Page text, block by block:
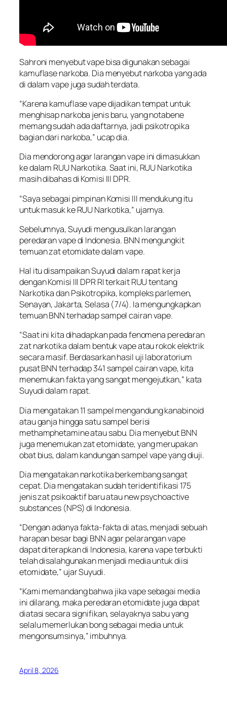
Sahroni menyebut vape bisa digunakan sebagai
kamuflase narkoba. Dia menyebut narkoba yang ada
di dalam vape juga sudah terdata.
“Karena kamuflase vape dijadikan tempat untuk
menghisap narkoba jenis baru, yang notabene
memang sudah ada daftarnya, jadi psikotropika
bagian dari narkoba,” ucap dia.
Dia mendorong agar larangan vape ini dimasukkan
ke dalam RUU Narkotika. Saat ini, RUU Narkotika
masih dibahas di Komisi III DPR.
“Saya sebagai pimpinan Komisi III mendukung itu
untuk masuk ke RUU Narkotika,” ujarnya.
Sebelumnya, Suyudi mengusulkan larangan
peredaran vape di Indonesia. BNN mengungkit
temuan zat etomidate dalam vape.
Hal itu disampaikan Suyudi dalam rapat kerja
dengan Komisi III DPR RI terkait RUU tentang
Narkotika dan Psikotropika, kompleks parlemen,
Senayan, Jakarta, Selasa (7/4). Ia mengungkapkan
temuan BNN terhadap sampel cairan vape.
“Saat ini kita dihadapkan pada fenomena peredaran
zat narkotika dalam bentuk vape atau rokok elektrik
secara masif. Berdasarkan hasil uji laboratorium
pusat BNN terhadap 341 sampel cairan vape, kita
menemukan fakta yang sangat mengejutkan,” kata
Suyudi dalam rapat.
Dia mengatakan 11 sampel mengandung kanabinoid
atau ganja hingga satu sampel berisi
methamphetamine atau sabu. Dia menyebut BNN
juga menemukan zat etomidate, yang merupakan
obat bius, dalam kandungan sampel vape yang diuji.
Dia mengatakan narkotika berkembang sangat
cepat. Dia mengatakan sudah teridentifikasi 175
jenis zat psikoaktif baru atau new psychoactive
substances (NPS) di Indonesia.
“Dengan adanya fakta-fakta di atas, menjadi sebuah
harapan besar bagi BNN agar pelarangan vape
dapat diterapkan di Indonesia, karena vape terbukti
telah disalahgunakan menjadi media untuk diisi
etomidate,” ujar Suyudi.
“Kami memandang bahwa jika vape sebagai media
ini dilarang, maka peredaran etomidate juga dapat
diatasi secara signifikan, selayaknya sabu yang
selalu memerlukan bong sebagai media untuk
mengonsumsinya,” imbuhnya.
April 8, 2026